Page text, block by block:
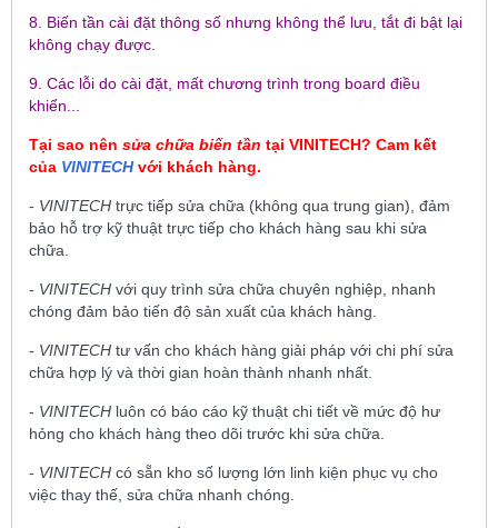
8. Biến tần cài đặt thông số nhưng không thể lưu, tắt đi bật lại
không chạy được.
9. Các lỗi do cài đặt, mất chương trình trong board điều
khiển...
Tại sao nên sửa chữa biến tần tại VINITECH? Cam kết
của VINITECHvới khách hàng.
- VINITECH trực tiếp sửa chữa (không qua trung gian), đảm
bảo hỗ trợ kỹ thuật trực tiếp cho khách hàng sau khi sửa
chữa.
- VINITECH với quy trình sửa chữa chuyên nghiệp, nhanh
chóng đảm bảo tiến độ sản xuất của khách hàng.
- VINITECH tư vấn cho khách hàng giải pháp với chi phí sửa
chữa hợp lý và thời gian hoàn thành nhanh nhất.
- VINITECH luôn có báo cáo kỹ thuật chi tiết về mức độ hư
hỏng cho khách hàng theo dõi trước khi sửa chữa.
- VINITECH có sẵn kho số lượng lớn linh kiện phục vụ cho
việc thay thế, sửa chữa nhanh chóng.